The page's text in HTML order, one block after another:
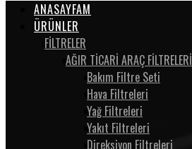
ANASAYFAM
ÜRÜNLER
FİLTRELER
AĞIR TİCARİ ARAÇ FİLTRELERİ
Bakım Filtre Seti
Hava Filtreleri
Yağ Filtreleri
Yakıt Filtreleri
Direksiyon Filtreleri